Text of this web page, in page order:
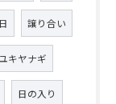
譲り合い
ユキヤナギ
日の入り